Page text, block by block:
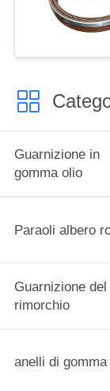
Guarnizione in
gomma olio
Paraoli albero
Guarnizione del
rimorchio
anelli di gomma